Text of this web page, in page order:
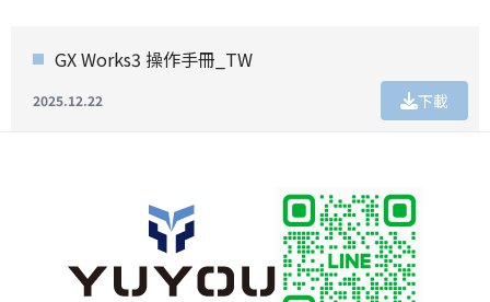
GX Works3 操作手冊_TW
2025.12.22 下載